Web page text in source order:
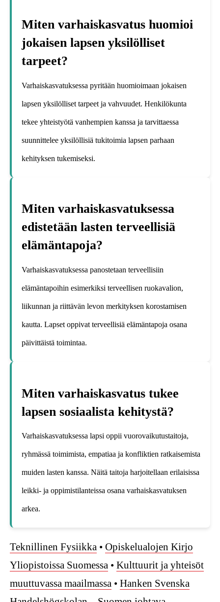
Miten varhaiskasvatus huomioi
jokaisen lapsen yksilölliset
tarpeet?
Varhaiskasvatuksessa pyritään huomioimaan jokaisen
lapsen yksilölliset tarpeet ja vahvuudet. Henkilökunta
tekee yhteistyötä vanhempien kanssa ja tarvittaessa
suunnittelee yksilöllisiä tukitoimia lapsen parhaan
kehityksen tukemiseksi.
Miten varhaiskasvatuksessa
edistetään lasten terveellisiä
elämäntapoja?
Varhaiskasvatuksessa panostetaan terveellisiin
elämäntapoihin esimerkiksi terveellisen ruokavalion,
liikunnan ja riittävän levon merkityksen korostamisen
kautta. Lapset oppivat terveellisiä elämäntapoja osana
päivittäistä toimintaa.
Miten varhaiskasvatus tukee
lapsen sosiaalista kehitystä?
Varhaiskasvatuksessa lapsi oppii vuorovaikutustaitoja,
ryhmässä toimimista, empatiaa ja konfliktien ratkaisemista
muiden lasten kanssa. Näitä taitoja harjoitellaan erilaisissa
leikki- ja oppimistilanteissa osana varhaiskasvatuksen
arkea.
Teknillinen Fysiikka • Opiskelualojen Kirjo
Yliopistoissa Suomessa • Kulttuurit ja yhteisöt
muuttuvassa maailmassa • Hanken Svenska